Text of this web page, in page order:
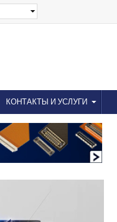
КОНТАКТЫ И УСЛУГИ